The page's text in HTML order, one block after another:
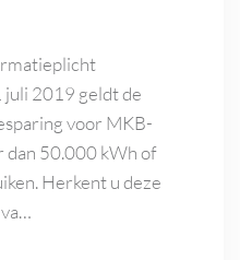
juli 2019 geldt de
voor MKB-
dan 50.000 kWh of
Herkent u deze